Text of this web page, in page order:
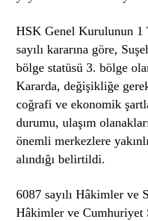
HSK Genel Kurulunun 1
sayılı kararına göre,
bölge statüsü 3. bölge
Kararda, değişikliğe
coğrafi ve ekonomik
durumu, ulaşım
önemli merkezlere
alındığı belirtildi.
6087 sayılı Hâkimler ve
Hâkimler ve Cumhuriyet